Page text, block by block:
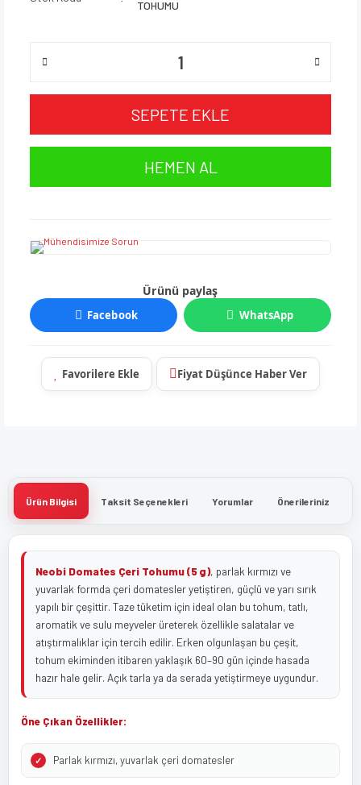
TOHUMU
SEPETE EKLE
HEMEN AL
Ürünü paylaş
Facebook WhatsApp
Fiyat Düşünce Haber Ver
Ürün Bilgisi Taksit Seçenekleri Yorumlar Önerileriniz
Neobi Domates Çeri Tohumu (5 g), parlak kırmızı ve
yuvarlak formda çeri domatesler yetiştiren, güçlü ve yarı sırık
yapılı bir çeşittir. Taze tüketim için ideal olan bu tohum, tatlı,
aromatik ve sulu meyveler üreterek özellikle salatalar ve
atıştırmalıklar için tercih edilir. Erken olgunlaşan bu çeşit,
tohum ekiminden itibaren yaklaşık 60–90 gün içinde hasada
hazır hale gelir. Açık tarla ya da serada yetiştirmeye uygundur.
Öne Çıkan Özellikler:
Parlak kırmızı, yuvarlak çeri domatesler